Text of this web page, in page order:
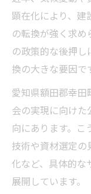
顕在化により、建
の転換が強く求
の政策的な後押
換の大きな要因で
愛知県額田郡幸
会の実現に向け
向にあります。
技術や資材選定
化など、具体的な
展開しています。